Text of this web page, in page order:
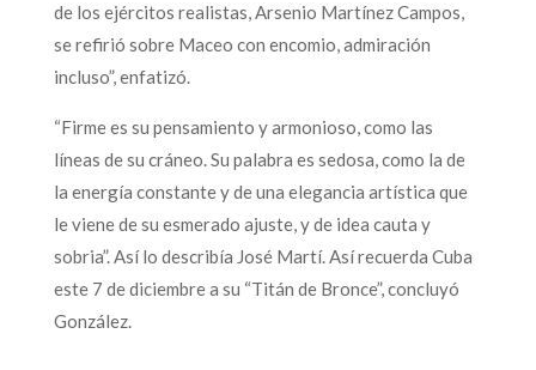
de los ejércitos realistas, Arsenio Martínez Campos,
se refirió sobre Maceo con encomio, admiración
incluso”, enfatizó.
“Firme es su pensamiento y armonioso, como las
líneas de su cráneo. Su palabra es sedosa, como la de
la energía constante y de una elegancia artística que
le viene de su esmerado ajuste, y de idea cauta y
sobria”. Así lo describía José Martí. Así recuerda Cuba
este 7 de diciembre a su “Titán de Bronce”, concluyó
González.